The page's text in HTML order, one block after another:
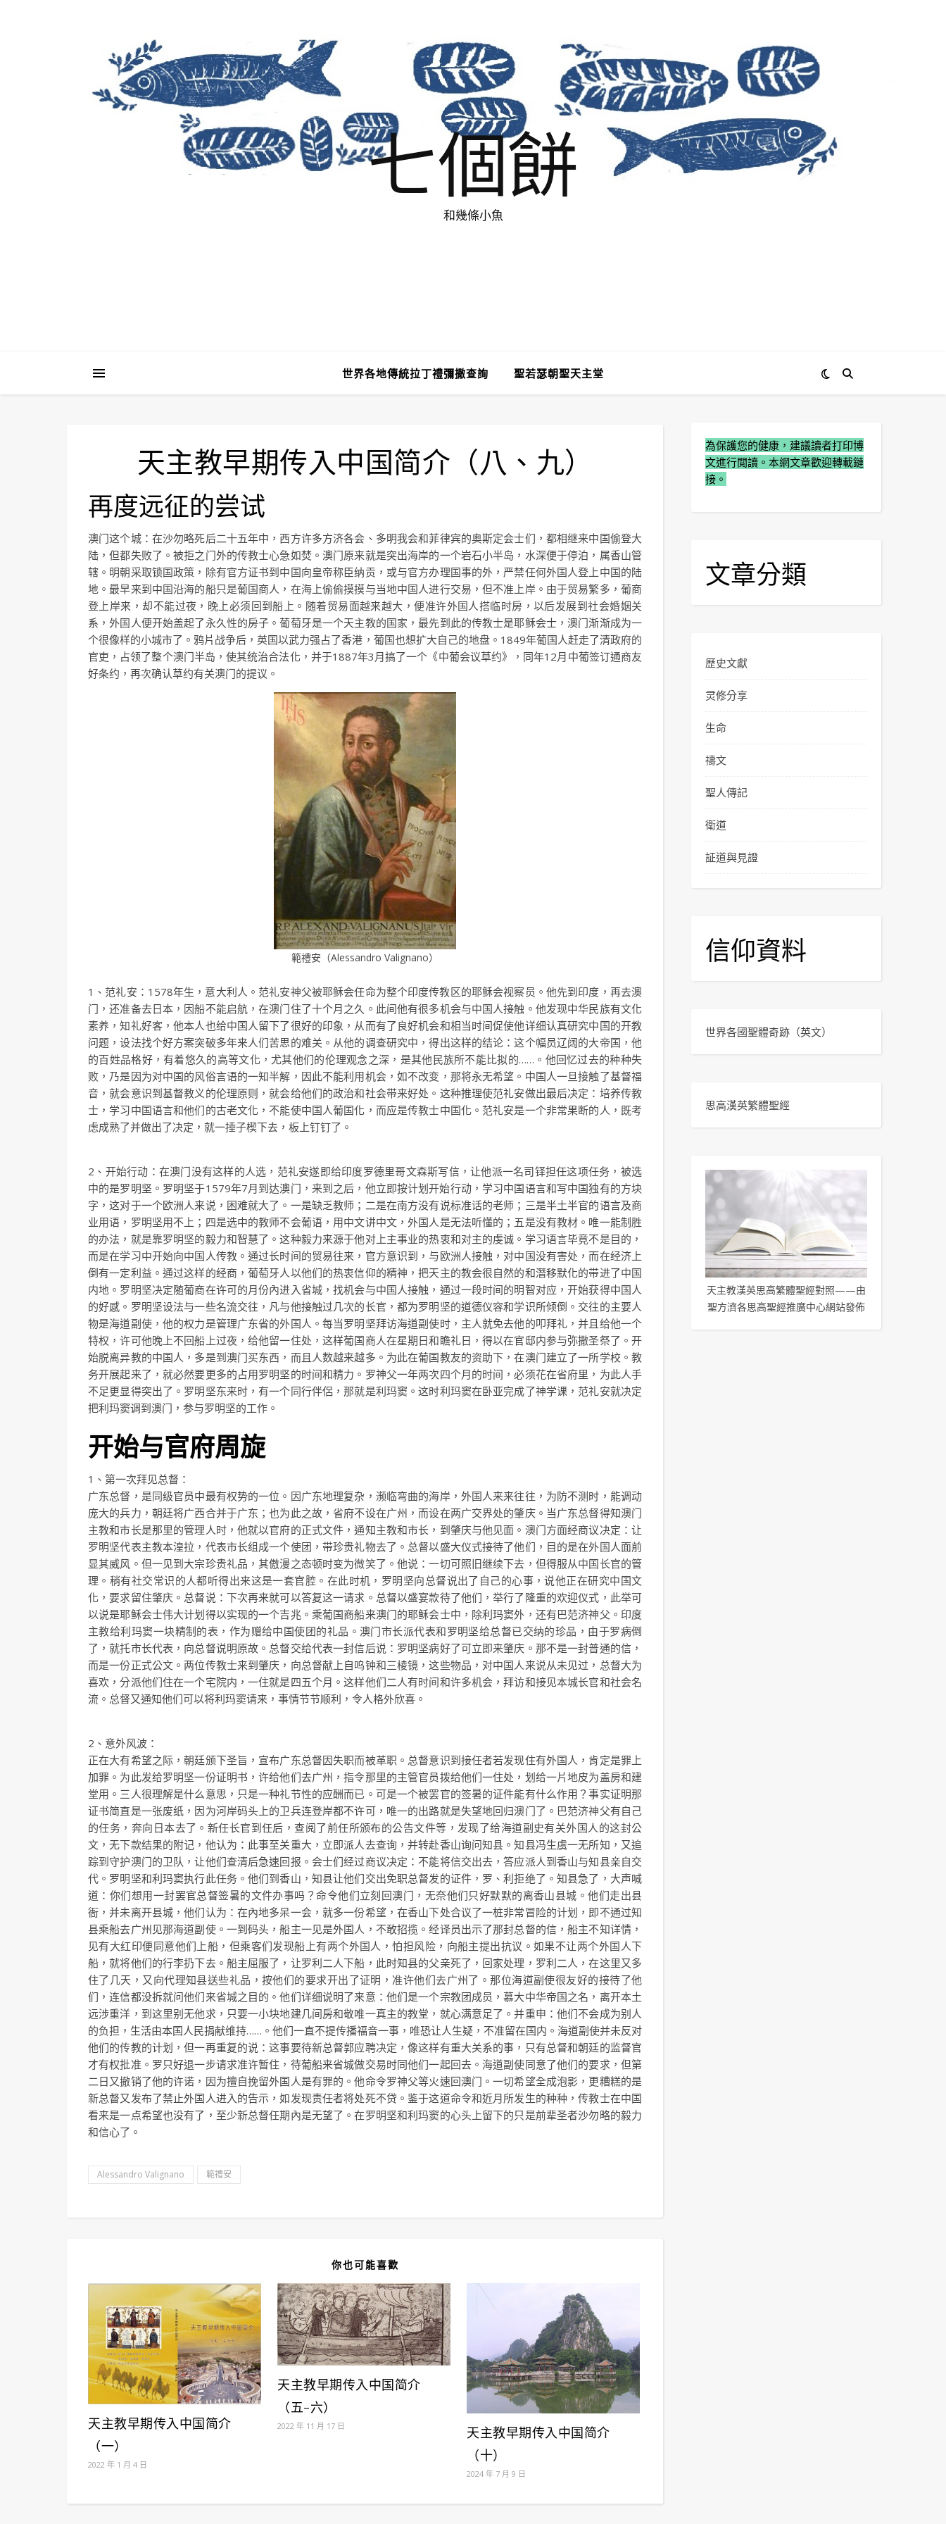
七個餅
和幾條小魚
世界各地傳統拉丁禮彌撒查詢 聖若瑟朝聖天主堂
天主教早期传入中国简介（八、九）
再度远征的尝试
澳门这个城：在沙勿略死后二十五年中，西方许多方济各会、多明我会和菲律宾的奥斯定会士们，都相继来中国偷登大
陆，但都失败了。被拒之门外的传教士心急如焚。澳门原来就是突出海岸的一个岩石小半岛，水深便于停泊，属香山管
辖。明朝采取锁国政策，除有官方证书到中国向皇帝称臣纳贡，或与官方办理国事的外，严禁任何外国人登上中国的陆
地。最早来到中国沿海的船只是葡国商人，在海上偷偷摸摸与当地中国人进行交易，但不准上岸。由于贸易繁多，葡商
登上岸来，却不能过夜，晚上必须回到船上。随着贸易面越来越大，便准许外国人搭临时房，以后发展到社会婚姻关
系，外国人便开始盖起了永久性的房子。葡萄牙是一个天主教的国家，最先到此的传教士是耶稣会士，澳门渐渐成为一
个很像样的小城市了。鸦片战争后，英国以武力强占了香港，葡国也想扩大自己的地盘。1849年葡国人赶走了清政府的
官吏，占领了整个澳门半岛，使其统治合法化，并于1887年3月搞了一个《中葡会议草约》，同年12月中葡签订通商友
好条约，再次确认草约有关澳门的提议。
範禮安（Alessandro Valignano）
1、范礼安：1578年生，意大利人。范礼安神父被耶稣会任命为整个印度传教区的耶稣会视察员。他先到印度，再去澳
门，还准备去日本，因船不能启航，在澳门住了十个月之久。此间他有很多机会与中国人接触。他发现中华民族有文化
素养，知礼好客，他本人也给中国人留下了很好的印象，从而有了良好机会和相当时间促使他详细认真研究中国的开教
问题，设法找个好方案突破多年来人们苦思的难关。从他的调查研究中，得出这样的结论：这个幅员辽阔的大帝国，他
的百姓品格好，有着悠久的高等文化，尤其他们的伦理观念之深，是其他民族所不能比拟的……。他回忆过去的种种失
败，乃是因为对中国的风俗言语的一知半解，因此不能利用机会，如不改变，那将永无希望。中国人一旦接触了基督福
音，就会意识到基督教义的伦理原则，就会给他们的政治和社会带来好处。这种推理使范礼安做出最后决定：培养传教
士，学习中国语言和他们的古老文化，不能使中国人葡国化，而应是传教士中国化。范礼安是一个非常果断的人，既考
虑成熟了并做出了决定，就一捶子楔下去，板上钉钉了。
2、开始行动：在澳门没有这样的人选，范礼安遂即给印度罗德里哥文森斯写信，让他派一名司铎担任这项任务，被选
中的是罗明坚。罗明坚于1579年7月到达澳门，来到之后，他立即按计划开始行动，学习中国语言和写中国独有的方块
字，这对于一个欧洲人来说，困难就大了。一是缺乏教师；二是在南方没有说标准话的老师；三是半土半官的语言及商
业用语，罗明坚用不上；四是选中的教师不会葡语，用中文讲中文，外国人是无法听懂的；五是没有教材。唯一能制胜
的办法，就是靠罗明坚的毅力和智慧了。这种毅力来源于他对上主事业的热衷和对主的虔诚。学习语言毕竟不是目的，
而是在学习中开始向中国人传教。通过长时间的贸易往来，官方意识到，与欧洲人接触，对中国没有害处，而在经济上
倒有一定利益。通过这样的经商，葡萄牙人以他们的热衷信仰的精神，把天主的教会很自然的和潛移默化的带进了中国
内地。罗明坚决定随葡商在许可的月份內进入省城，找机会与中国人接触，通过一段时间的明智对应，开始获得中国人
的好感。罗明坚设法与一些名流交往，凡与他接触过几次的长官，都为罗明坚的道德仪容和学识所倾倒。交往的主要人
物是海道副使，他的权力是管理广东省的外国人。每当罗明坚拜访海道副使时，主人就免去他的叩拜礼，并且给他一个
特权，许可他晚上不回船上过夜，给他留一住处，这样葡国商人在星期日和瞻礼日，得以在官邸内参与弥撒圣祭了。开
始脱离异教的中国人，多是到澳门买东西，而且人数越来越多。为此在葡国教友的资助下，在澳门建立了一所学校。教
务开展起来了，就必然要更多的占用罗明坚的时间和精力。罗神父一年两次四个月的时间，必须花在省府里，为此人手
不足更显得突出了。罗明坚东来时，有一个同行伴侶，那就是利玛窦。这时利玛窦在卧亚完成了神学课，范礼安就决定
把利玛窦调到澳门，参与罗明坚的工作。
开始与官府周旋
1、第一次拜见总督：
广东总督，是同级官员中最有权势的一位。因广东地理复杂，濒临弯曲的海岸，外国人来来往往，为防不测时，能调动
庞大的兵力，朝廷将广西合并于广东；也为此之故，省府不设在广州，而设在两广交界处的肇庆。当广东总督得知澳门
主教和市长是那里的管理人时，他就以官府的正式文件，通知主教和市长，到肇庆与他见面。澳门方面经商议决定：让
罗明坚代表主教本湟拉，代表市长组成一个使团，带珍贵礼物去了。总督以盛大仪式接待了他们，目的是在外国人面前
显其威风。但一见到大宗珍贵礼品，其傲漫之态顿时变为微笑了。他说：一切可照旧继续下去，但得服从中国长官的管
理。稍有社交常识的人都听得出来这是一套官腔。在此时机，罗明坚向总督说出了自己的心事，说他正在研究中国文
化，要求留住肇庆。总督说：下次再来就可以答复这一请求。总督以盛宴款待了他们，举行了隆重的欢迎仪式，此举可
以说是耶稣会士伟大计划得以实现的一个吉兆。乘葡国商船来澳门的耶稣会士中，除利玛窦外，还有巴范济神父。印度
主教给利玛窦一块精制的表，作为赠给中国使团的礼品。澳门市长派代表和罗明坚给总督已交纳的珍品，由于罗病倒
了，就托市长代表，向总督说明原故。总督交给代表一封信后说：罗明坚病好了可立即来肇庆。那不是一封普通的信，
而是一份正式公文。两位传教士来到肇庆，向总督献上自呜钟和三棱镜，这些物品，对中国人来说从未见过，总督大为
喜欢，分派他们住在一个宅院内，一住就是四五个月。这样他们二人有时间和许多机会，拜访和接见本城长官和社会名
流。总督又通知他们可以将利玛窦请来，事情节节顺利，令人格外欣喜。
2、意外风波：
正在大有希望之际，朝廷颁下圣旨，宣布广东总督因失职而被革职。总督意识到接任者若发现住有外国人，肯定是罪上
加罪。为此发给罗明坚一份证明书，许给他们去广州，指令那里的主管官员拨给他们一住处，划给一片地皮为盖房和建
堂用。三人很理解是什么意思，只是一种礼节性的应酬而已。可是一个被罢官的签暑的证件能有什么作用？事实证明那
证书简直是一张废纸，因为河岸码头上的卫兵连登岸都不许可，唯一的出路就是失望地回归澳门了。巴范济神父有自己
的任务，奔向日本去了。新任长官到任后，查阅了前任所颁布的公告文件等，发现了给海道副史有关外国人的这封公
文，无下款结果的附记，他认为：此事至关重大，立即派人去查询，并转赴香山询问知县。知县冯生虞一无所知，又追
踪到守护澳门的卫队，让他们查清后急速回报。会士们经过商议决定：不能将信交出去，答应派人到香山与知县亲自交
代。罗明坚和利玛窦执行此任务。他们到香山，知县让他们交出免职总督发的证件，罗、利拒绝了。知县急了，大声喊
道：你们想用一封罢官总督签暑的文件办事吗？命令他们立刻回澳门，无奈他们只好默默的离香山县城。他们走出县
衙，并未离开县城，他们认为：在內地多呆一会，就多一份希望，在香山下处合议了一桩非常冒险的计划，即不通过知
县乘船去广州见那海道副使。一到码头，船主一见是外国人，不敢招揽。经译员出示了那封总督的信，船主不知详情，
见有大红印便同意他们上船，但乘客们发现船上有两个外国人，怕担风险，向船主提出抗议。如果不让两个外国人下
船，就将他们的行李扔下去。船主屈服了，让罗利二人下船，此时知县的父亲死了，回家处理，罗利二人，在这里又多
住了几天，又向代理知县送些礼品，按他们的要求开出了证明，准许他们去广州了。那位海道副使很友好的接待了他
们，连信都没拆就问他们来省城之目的。他们详细说明了来意：他们是一个宗教团成员，慕大中华帝国之名，离开本土
远涉重洋，到这里别无他求，只要一小块地建几间房和敬唯一真主的教堂，就心满意足了。并重申：他们不会成为别人
的负担，生活由本国人民捐献维持……。他们一直不提传播福音一事，唯恐让人生疑，不准留在国内。海道副使并未反对
他们的传教的计划，但一再重复的说：这事要待新总督郭应聘决定，像这样有重大关系的事，只有总督和朝廷的监督官
才有权批准。罗只好退一步请求准许暂住，待葡船来省城做交易时同他们一起回去。海道副使同意了他们的要求，但第
二日又撤销了他的许诺，因为擅自挽留外国人是有罪的。他命令罗神父等火速回澳门。一切希望全成泡影，更糟糕的是
新总督又发布了禁止外国人进入的告示，如发现责任者将处死不贷。鉴于这道命令和近月所发生的种种，传教士在中国
看来是一点希望也没有了，至少新总督任期內是无望了。在罗明坚和利玛窦的心头上留下的只是前辈圣者沙勿略的毅力
和信心了。
Alessandro Valignano 範禮安
你也可能喜歡
天主教早期传入中国简介
（一）
2022 年 1 月 4 日
天主教早期传入中国简介
（五-六）
2022 年 11 月 17 日
天主教早期传入中国简介
（十）
2024 年 7 月 9 日
為保護您的健康，建議讀者打印博
文進行閲讀。本網文章歡迎轉載鏈
接。
文章分類
歷史文獻
灵修分享
生命
禱文
聖人傳記
衛道
証道與見證
信仰資料
世界各國聖體奇跡 （英文）
思高漢英繁體聖經
天主教漢英思高繁體聖經對照——由
聖方濟各思高聖經推廣中心網站發佈